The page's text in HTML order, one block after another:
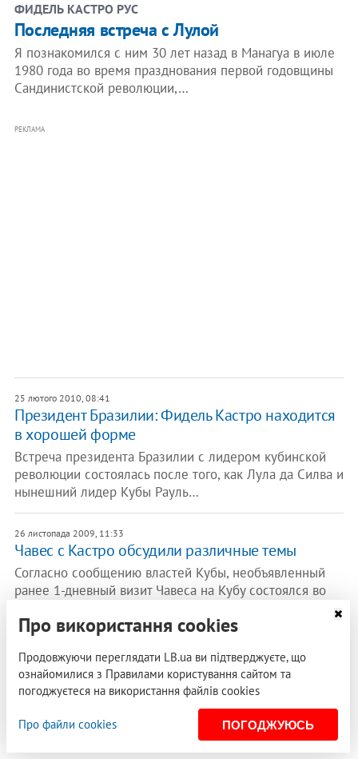
ФИДЕЛЬ КАСТРО РУС
Последняя встреча с Лулой
Я познакомился с ним 30 лет назад в Манагуа в июле
1980 года во время празднования первой годовщины
Сандинистской революции,…
РЕКЛАМА
25 лютого 2010, 08:41
Президент Бразилии: Фидель Кастро находится
в хорошей форме
Встреча президента Бразилии с лидером кубинской
революции состоялась после того, как Лула да Силва и
нынешний лидер Кубы Рауль…
26 листопада 2009, 11:33
Чавес с Кастро обсудили различные темы
Согласно сообщению властей Кубы, необъявленный
ранее 1-дневный визит Чавеса на Кубу состоялся во
Фидель Кастро собрался печататься в
белорусских СМИ
Переведенные на русский язык копии колонки
"Размышления товарища Кастро" теперь регулярно
рассылаются сотрудниками посольства…
Про використання cookies
Продовжуючи переглядати LB.ua ви підтверджуєте, що
ознайомилися з Правилами користування сайтом та
погоджуєтеся на використання файлів cookies
Про файли cookies ПОГОДЖУЮСЬ